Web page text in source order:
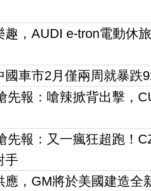
，AUDI e-tron電動休
國車市2月僅兩周就暴跌
先報：嗆辣掀背出擊，
先報：又一瘋狂超跑！
手
應，GM將於美國建造全